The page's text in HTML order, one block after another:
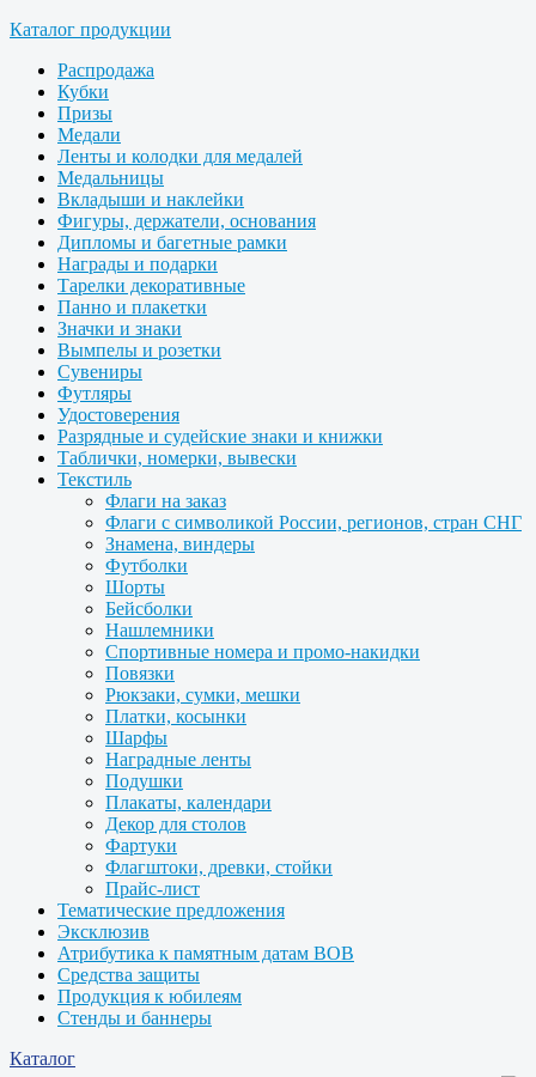
Каталог продукции
Распродажа
Кубки
Призы
Медали
Ленты и колодки для медалей
Медальницы
Вкладыши и наклейки
Фигуры, держатели, основания
Дипломы и багетные рамки
Награды и подарки
Тарелки декоративные
Панно и плакетки
Значки и знаки
Вымпелы и розетки
Сувениры
Футляры
Удостоверения
Разрядные и судейские знаки и книжки
Таблички, номерки, вывески
Текстиль
Флаги на заказ
Флаги с символикой России, регионов, стран СНГ
Знамена, виндеры
Футболки
Шорты
Бейсболки
Нашлемники
Спортивные номера и промо-накидки
Повязки
Рюкзаки, сумки, мешки
Платки, косынки
Шарфы
Наградные ленты
Подушки
Плакаты, календари
Декор для столов
Фартуки
Флагштоки, древки, стойки
Прайс-лист
Тематические предложения
Эксклюзив
Атрибутика к памятным датам ВОВ
Средства защиты
Продукция к юбилеям
Стенды и баннеры
Каталог